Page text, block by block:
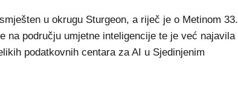
u okrugu Sturgeon, a riječ je o Metinom 33.
na području umjetne inteligencije te je već najavila
podatkovnih centara za AI u Sjedinjenim